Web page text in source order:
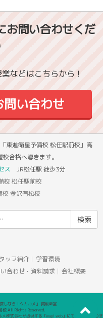
お問い合わせくだ
などはこちらから！
い合わせ
東進衛星予備校 松任駅前校」高
合格へ導きます。
ス JR松任駅 徒歩3分
校 松任駅前校
校 金沢有松校
ッフ紹介
学習環境
合わせ・資料請求 会社概要
しなら「ウカルメ」 掲載教室
校 All Rights Reserved.
株式会社が提供する「mapl web」にて運営しておりま